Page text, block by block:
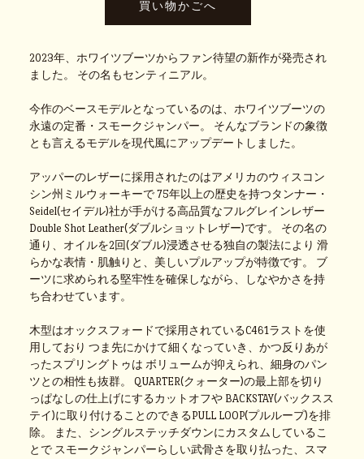
2023年、ホワイツブーツからファン待望の新作が発売され
ました。 その名もセンティニアル。
今作のベースモデルとなっているのは、ホワイツブーツの
永遠の定番・スモークジャンパー。 そんなブランドの象徴
とも言えるモデルを現代風にアップデートしました。
アッパーのレザーに採用されたのはアメリカのウィスコン
シン州ミルウォーキーで 75年以上の歴史を持つタンナー・
Seidel(セイデル)社が手がける高品質なフルグレインレザー
Double Shot Leather(ダブルショットレザー)です。 その名の
通り、オイルを2回(ダブル)浸透させる独自の製法により 滑
らかな表情・肌触りと、美しいプルアップが特徴です。 ブ
ーツに求められる堅牢性を確保しながら、しなやかさを持
ち合わせています。
木型はオックスフォードで採用されているC461ラストを使
用しており つま先にかけて細くなっていき、かつ反りあが
ったスプリングトゥは ボリュームが抑えられ、細身のパン
ツとの相性も抜群。 QUARTER(クォーター)の最上部を切り
っぱなしの仕上げにするカットオフや BACKSTAY(バックスス
テイ)に取り付けることのできるPULL LOOP(プルループ)を排
除。 また、シングルステッチダウンにカスタムしているこ
とで スモークジャンパーらしい武骨さを取り払った、スマ